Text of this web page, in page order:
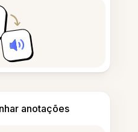
anotações